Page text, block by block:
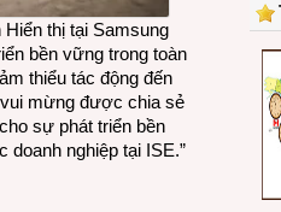
thị tại Samsung
bền vững trong toàn
thiểu tác động đến
mừng được chia sẻ
sự phát triển bền
nghiệp tại ISE.”